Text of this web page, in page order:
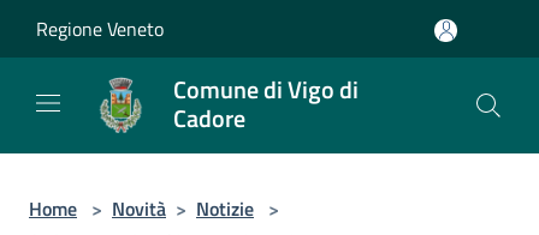
Regione Veneto
Comune di Vigo di
Cadore
Home > Novità > Notizie >